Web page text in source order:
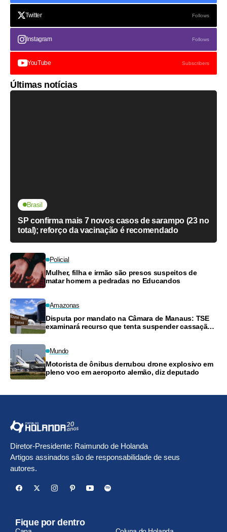
Twitter Follows
Instagram Follows
YouTube Subscribers
Últimas notícias
Brasil
SP confirma mais 7 novos casos de sarampo (23 no
total); reforço da vacinação é recomendado
Policial
Mulher, filha e irmão são presos suspeitos de
matar homem a pedradas no Educandos
Amazonas
Disputa por mandato na Câmara de Manaus: TSE
examinará recurso que tenta suspender cassação
Mundo
Motorista de ônibus derrubou drone explosivo em
pleno voo em aeroporto alemão, diz deputado
Diretor-Presidente: Raimundo de Holanda
Artigos assinados são de responsabilidade de seus
autores.
Fique por dentro